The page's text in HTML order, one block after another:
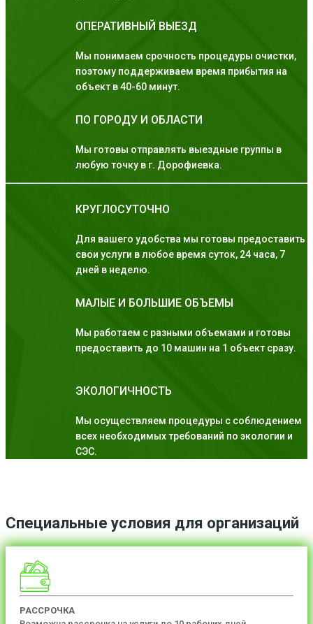
ОПЕРАТИВНЫЙ ВЫЕЗД
Мы понимаем срочность процедуры очистки,
поэтому поддерживаем время прибытия на
объект в 40-60 минут.
ПО ГОРОДУ И ОБЛАСТИ
Мы готовы отправлять выездные группы в
любую точку в г. Дорофиевка.
КРУГЛОСУТОЧНО
Для вашего удобства мы готовы предоставить
свои услуги в любое время суток, 24 часа, 7
дней в неделю.
МАЛЫЕ И БОЛЬШИЕ ОБЪЕМЫ
Мы работаем с разными объемами и готовы
предоставить до 10 машин на 1 объект сразу.
ЭКОЛОГИЧНОСТЬ
Мы осуществляем процедуры с соблюдением
всех необходимых требований по экологии и
СЭС.
Специальные условия для организаций
РАССРОЧКА